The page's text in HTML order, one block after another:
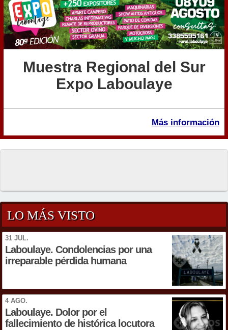
Muestra Regional del Sur
Expo Laboulaye
Más información
LO MÁS VISTO
31 JUL.
Laboulaye. Condolencias por una
irreparable pérdida humana
4 AGO.
Laboulaye. Dolor por el
fallecimiento de histórica locutora